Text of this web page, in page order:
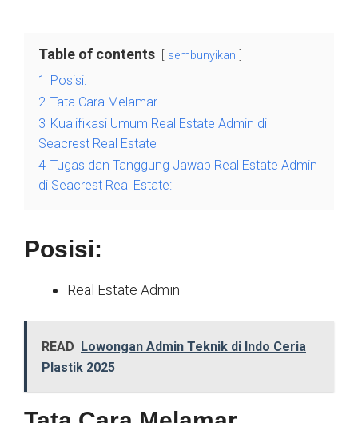
Table of contents sembunyikan
1
Posisi:
2 Tata Cara Melamar
3 Kualifikasi Umum Real Estate Admin di
Seacrest Real Estate
4 Tugas dan Tanggung Jawab Real Estate Admin
di Seacrest Real Estate:
Posisi:
Real Estate Admin
READ
Lowongan Admin Teknik di Indo Ceria
Plastik 2025